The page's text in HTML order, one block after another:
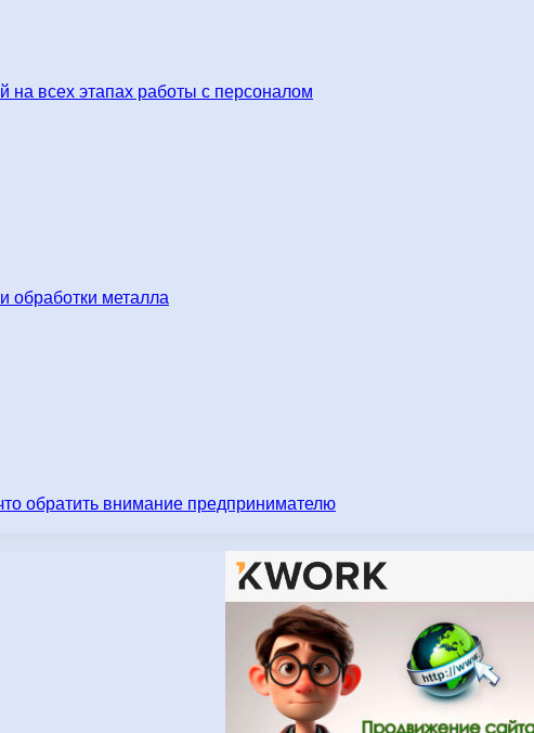
на всех этапах работы с персоналом
обработки металла
обратить внимание предпринимателю